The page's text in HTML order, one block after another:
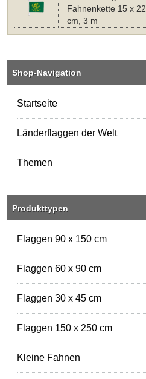
Fahnenkette 15 x 22
cm, 3 m
Shop-Navigation
Startseite
Länderflaggen der Welt
Themen
Produkttypen
Flaggen 90 x 150 cm
Flaggen 60 x 90 cm
Flaggen 30 x 45 cm
Flaggen 150 x 250 cm
Kleine Fahnen